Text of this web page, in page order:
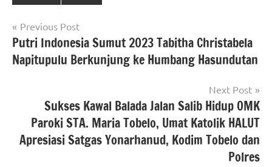
Navigasi
pos
Previous Post
Putri Indonesia Sumut 2023 Tabitha Christabela
Napitupulu Berkunjung ke Humbang Hasundutan
Next Post
Sukses Kawal Balada Jalan Salib Hidup OMK
Paroki STA. Maria Tobelo, Umat Katolik HALUT
Apresiasi Satgas Yonarhanud, Kodim Tobelo dan
Polres